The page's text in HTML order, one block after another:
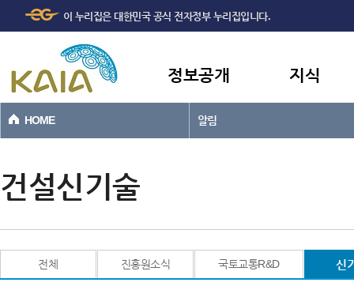
본문바로가기
이 누리집은 대한민국 공식 전자정부 누리집입니다.
정보공개 지식
HOME 알림
건설신기술
전체 진흥원소식 국토교통R&D 신